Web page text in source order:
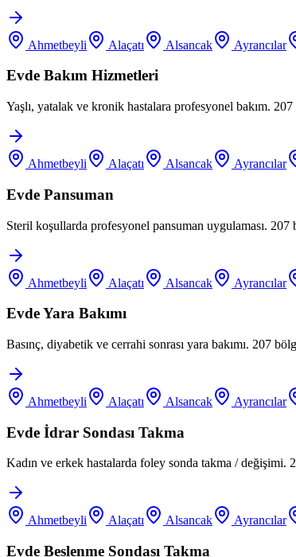
Ahmetbeyli Alaçatı Alsancak Ayrancılar
Evde Bakım Hizmetleri
Yaşlı, yatalak ve kronik hastalara profesyonel bakım.
Ahmetbeyli Alaçatı Alsancak Ayrancılar
Evde Pansuman
Steril koşullarda profesyonel pansuman uygulaması.
Ahmetbeyli Alaçatı Alsancak Ayrancılar
Evde Yara Bakımı
Basınç, diyabetik ve cerrahi sonrası yara bakımı. 207
Ahmetbeyli Alaçatı Alsancak Ayrancılar
Evde İdrar Sondası Takma
Kadın ve erkek hastalarda foley sonda takma /
Ahmetbeyli Alaçatı Alsancak Ayrancılar
Evde Beslenme Sondası Takma